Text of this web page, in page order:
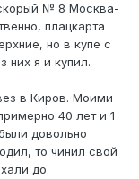
№ 8 Москва-
плацкарта
но в купе с
них я и купил.
в Киров. Моими
40 лет и 1
довольно
то чинил свой
до